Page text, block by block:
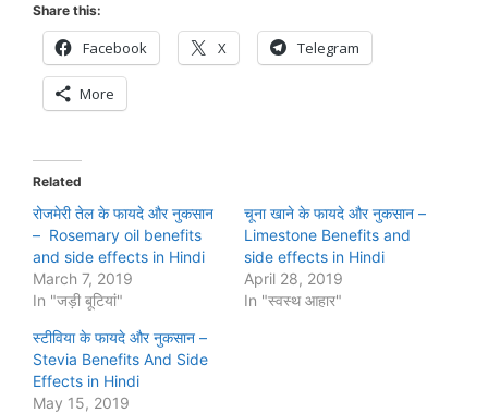
Share this:
Facebook X Telegram
More
Related
रोजमेरी तेल के फायदे और नुकसान
– Rosemary oil benefits
and side effects in Hindi
March 7, 2019
In "जड़ी बूटियां"
चूना खाने के फायदे और नुकसान –
Limestone Benefits and
side effects in Hindi
April 28, 2019
In "स्‍वस्‍थ आहार"
स्टीविया के फायदे और नुकसान –
Stevia Benefits And Side
Effects in Hindi
May 15, 2019